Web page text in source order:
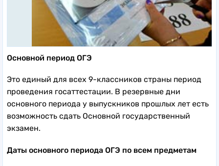
Основной период ОГЭ
Это единый для всех 9-классников страны период
проведения госаттестации. В резервные дни
основного периода у выпускников прошлых лет есть
возможность сдать Основной государственный
экзамен.
Даты основного периода ОГЭ по всем предметам